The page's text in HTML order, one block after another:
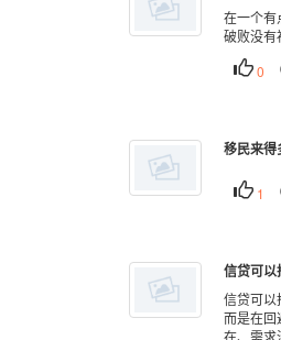
在一个有
破败没有
0
移民来
1
信贷可
信贷可以
而是在回